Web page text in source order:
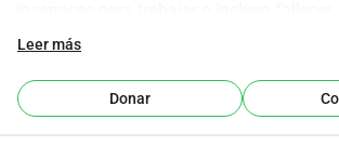
hay muy pocos cirujanos locales para
un equipo de cirujanos neerlandeses,
Boerma, Frank Garssen, Maarten
Leer más
Donar